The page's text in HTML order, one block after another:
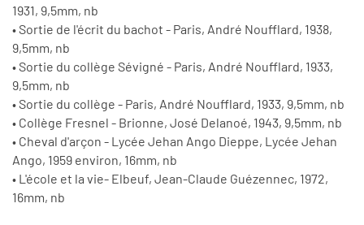
1931, 9,5mm, nb
• Sortie de l'écrit du bachot - Paris, André Noufflard, 1938,
9,5mm, nb
• Sortie du collège Sévigné - Paris, André Noufflard, 1933,
9,5mm, nb
• Sortie du collège - Paris, André Noufflard, 1933, 9,5mm, nb
• Collège Fresnel - Brionne, José Delanoé, 1943, 9,5mm, nb
• Cheval d'arçon - Lycée Jehan Ango Dieppe, Lycée Jehan
Ango, 1959 environ, 16mm, nb
• L'école et la vie- Elbeuf, Jean-Claude Guézennec, 1972,
16mm, nb